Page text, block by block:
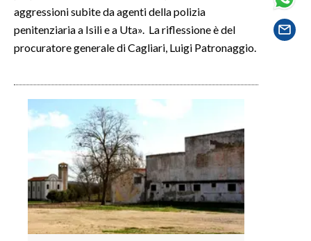
SARDI NEL MONDO
NOTIZIE
#CARAUNIONE
3 MINUTI CON
INSULARITÀ
INFO AZIENDE
ABBONATI
aggressioni subite da agenti della polizia
penitenziaria a Isili e a Uta». La riflessione è del
procuratore generale di Cagliari, Luigi Patronaggio.